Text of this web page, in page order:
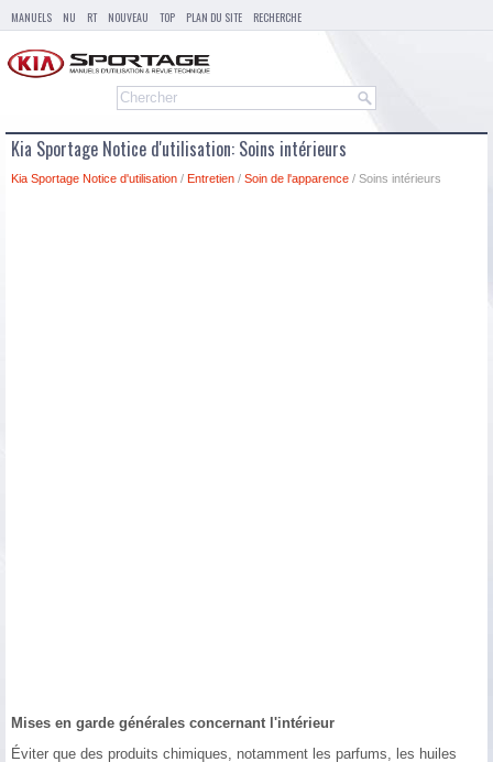
MANUELS NU RT NOUVEAU TOP PLAN DU SITE RECHERCHE
Kia Sportage Notice d'utilisation: Soins intérieurs
Kia Sportage Notice d'utilisation / Entretien / Soin de l'apparence / Soins intérieurs
Mises en garde générales concernant l'intérieur
Éviter que des produits chimiques, notamment les parfums, les huiles